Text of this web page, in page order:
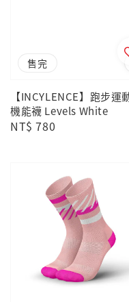
售完
【INCYLENCE】跑步運
機能襪 Levels White
Regular
NT$ 780